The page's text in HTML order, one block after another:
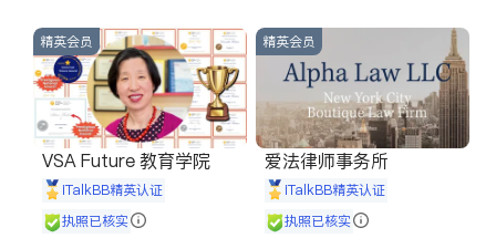
商铺租售
精英会员
VSA Future 教育学院
iTalkBB精英认证
执照已核实
精英会员
爱法律师事务所
iTalkBB精英认证
执照已核实